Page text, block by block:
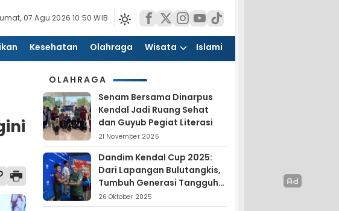
07 Agu 2026 10:50 WIB
Kesehatan Olahraga Wisata Islami
OLAHRAGA
Senam Bersama Dinarpus
Kendal Jadi Ruang Sehat
dan Guyub Pegiat Literasi
21 November 2025
Dandim Kendal Cup 2025:
Dari Lapangan Bulutangkis,
Tumbuh Generasi Tangguh
dan Nasionalis
26 Oktober 2025